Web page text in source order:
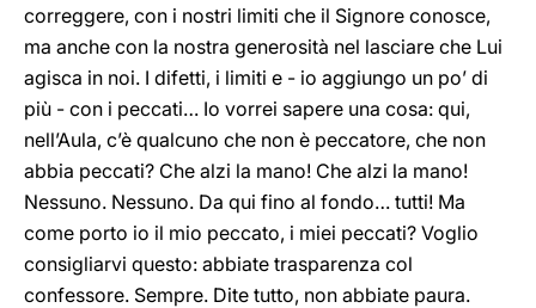
correggere, con i nostri limiti che il Signore conosce,
ma anche con la nostra generosità nel lasciare che Lui
agisca in noi. I difetti, i limiti e - io aggiungo un po’ di
più - con i peccati… Io vorrei sapere una cosa: qui,
nell’Aula, c’è qualcuno che non è peccatore, che non
abbia peccati? Che alzi la mano! Che alzi la mano!
Nessuno. Nessuno. Da qui fino al fondo… tutti! Ma
come porto io il mio peccato, i miei peccati? Voglio
consigliarvi questo: abbiate trasparenza col
confessore. Sempre. Dite tutto, non abbiate paura.